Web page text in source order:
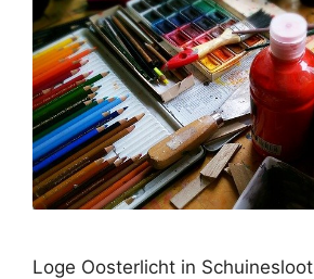
Loge Oosterlicht in Schuinesloot